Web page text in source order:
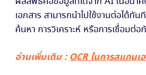
เอกสาร สามารถนำไปใช้งานต่อได้ทัน
ค้นหา การวิเคราะห์ หรือการเชื่อมต่
อ่านเพิ่มเติม :OCR ในการสแกนเ